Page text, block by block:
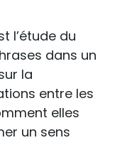
l’étude du
dans un
la
entre les
elles
un sens